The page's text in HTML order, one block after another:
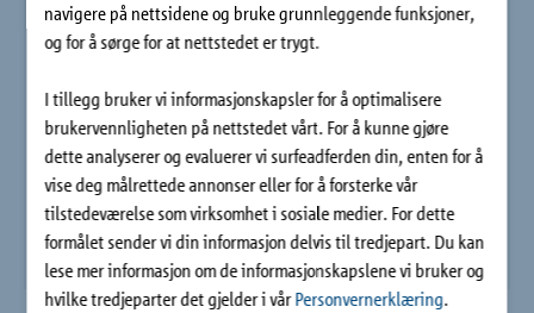
navigere på nettsidene og bruke grunnleggende funksjoner,
og for å sørge for at nettstedet er trygt.
I tillegg bruker vi informasjonskapsler for å optimalisere
brukervennligheten på nettstedet vårt. For å kunne gjøre
dette analyserer og evaluerer vi surfeadferden din, enten for å
vise deg målrettede annonser eller for å forsterke vår
tilstedeværelse som virksomhet i sosiale medier. For dette
formålet sender vi din informasjon delvis til tredjepart. Du kan
lese mer informasjon om de informasjonskapslene vi bruker og
hvilke tredjeparter det gjelder i vårPersonvernerklæring.
Nedlastinger
Referanser
Bedrift
Kontakt